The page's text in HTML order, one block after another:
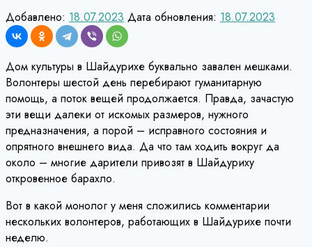
Добавлено: 18.07.2023 Дата обновления: 18.07.2023
Дом культуры в Шайдурихе буквально завален мешками.
Волонтеры шестой день перебирают гуманитарную
помощь, а поток вещей продолжается. Правда, зачастую
эти вещи далеки от искомых размеров, нужного
предназначения, а порой – исправного состояния и
опрятного внешнего вида. Да что там ходить вокруг да
около – многие дарители привозят в Шайдуриху
откровенное барахло.
Вот в какой монолог у меня сложились комментарии
нескольких волонтеров, работающих в Шайдурихе почти
неделю.